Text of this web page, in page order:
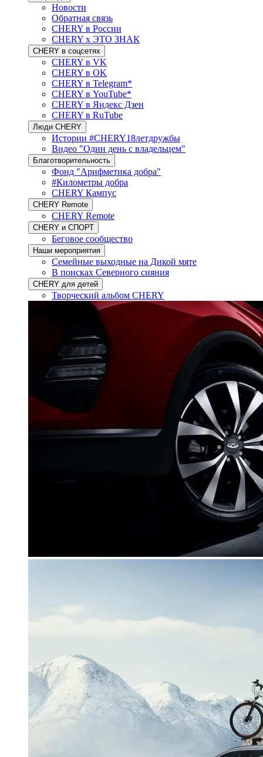
Новости
Обратная связь
CHERY в России
CHERY x ЭТО ЗНАК
CHERY в соцсетях
CHERY в VK
CHERY в OK
CHERY в Telegram*
CHERY в YouTube*
CHERY в Яндекс Дзен
CHERY в RuTube
Люди CHERY
Истории #CHERY18летдружбы
Видео "Один день с владельцем"
Благотворительность
Фонд "Арифметика добра"
#Километры добра
CHERY Кампус
CHERY Remote
CHERY Remote
CHERY и СПОРТ
Беговое сообщество
Наши мероприятия
Семейные выходные на Дикой мяте
В поисках Северного сияния
CHERY для детей
Творческий альбом CHERY